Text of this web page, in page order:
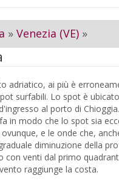
» Venezia (VE) »
adriatico, ai più è
surfabili. Lo spot è
al porto di
in modo che lo spot sia
e le onde che,
diminuzione della
venti dal primo
raggiunge la costa.